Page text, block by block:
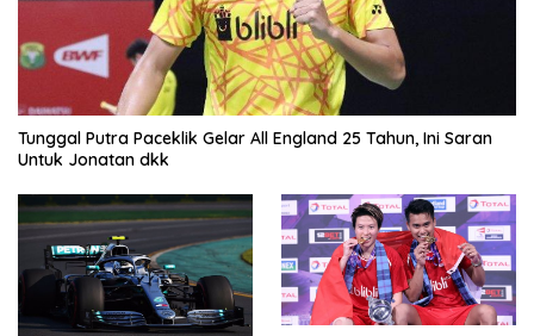
Tunggal Putra Paceklik Gelar All England 25 Tahun, Ini Saran
Untuk Jonatan dkk